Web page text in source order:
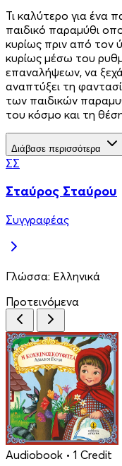
Τι καλύτερο για ένα
παιδικό παραμύθι
κυρίως πριν από τον
κυρίως μέσω του
επαναλήψεων, να
αναπτύξει τη
των παιδικών
του κόσμο και τη
Διάβασε περισσότερα
ΣΣ
Σταύρος Σταύρου
Συγγραφέας
Γλώσσα: Ελληνικά
Προτεινόμενα
Audiobook • 1 Credit